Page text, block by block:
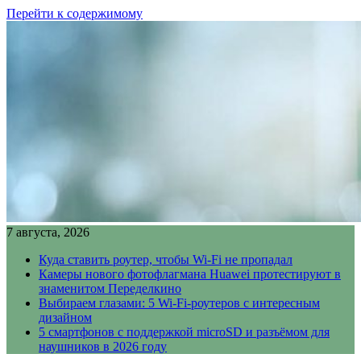
Перейти к содержимому
7 августа, 2026
Куда ставить роутер, чтобы Wi-Fi не пропадал
Камеры нового фотофлагмана Huawei протестируют в
знаменитом Переделкино
Выбираем глазами: 5 Wi-Fi-роутеров с интересным
дизайном
5 смартфонов с поддержкой microSD и разъёмом для
наушников в 2026 году